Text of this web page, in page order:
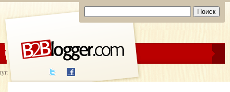
ЦЕНЫ ПОМОЩЬ
написания